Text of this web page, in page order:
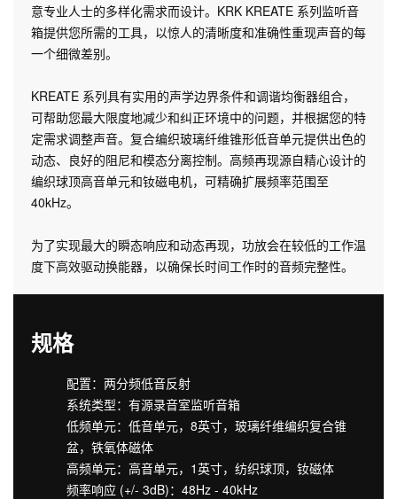
意专业人士的多样化需求而设计。KRK KREATE 系列监听音
箱提供您所需的工具，以惊人的清晰度和准确性重现声音的每
一个细微差别。
KREATE 系列具有实用的声学边界条件和调谐均衡器组合，
可帮助您最大限度地减少和纠正环境中的问题，并根据您的特
定需求调整声音。复合编织玻璃纤维锥形低音单元提供出色的
动态、良好的阻尼和模态分离控制。高频再现源自精心设计的
编织球顶高音单元和钕磁电机，可精确扩展频率范围至
40kHz。
为了实现最大的瞬态响应和动态再现，功放会在较低的工作温
度下高效驱动换能器，以确保长时间工作时的音频完整性。
规格
配置：两分频低音反射
系统类型：有源录音室监听音箱
低频单元：低音单元，8英寸，玻璃纤维编织复合锥
盆，铁氧体磁体
高频单元：高音单元，1英寸，纺织球顶，钕磁体
频率响应 (+/- 3dB)：48Hz - 40kHz